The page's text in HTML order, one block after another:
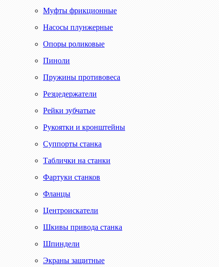
Муфты фрикционные
Насосы плунжерные
Опоры роликовые
Пиноли
Пружины противовеса
Резцедержатели
Рейки зубчатые
Рукоятки и кронштейны
Суппорты станка
Таблички на станки
Фартуки станков
Фланцы
Центроискатели
Шкивы привода станка
Шпиндели
Экраны защитные